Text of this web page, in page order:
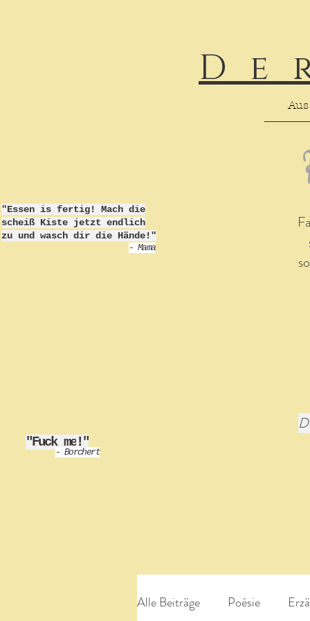
"Fuck me!"
- Borchert
"Essen is fertig! Mach die
scheiß Kiste jetzt endlich
zu und wasch dir die Hände!"
- Mama
Alle Beiträge Poésie